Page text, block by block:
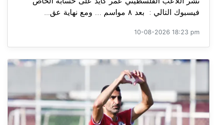
فيسبوك التالي : بعد ٨ مواسم … ومع نهاية عق...
10-08-2026 18:23 pm